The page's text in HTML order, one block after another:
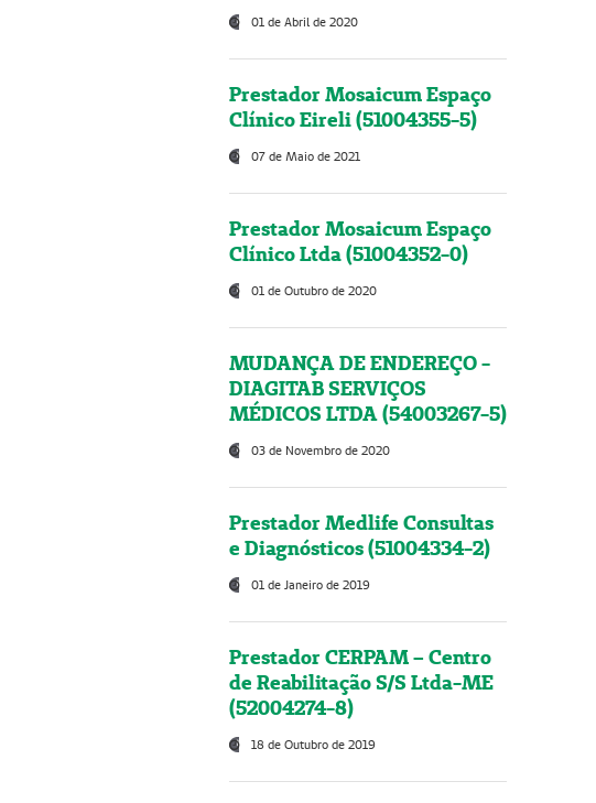
01 de Abril de 2020
Prestador Mosaicum Espaço
Clínico Eireli (51004355-5)
07 de Maio de 2021
Prestador Mosaicum Espaço
Clínico Ltda (51004352-0)
01 de Outubro de 2020
MUDANÇA DE ENDEREÇO -
DIAGITAB SERVIÇOS
MÉDICOS LTDA (54003267-5)
03 de Novembro de 2020
Prestador Medlife Consultas
e Diagnósticos (51004334-2)
01 de Janeiro de 2019
Prestador CERPAM – Centro
de Reabilitação S/S Ltda-ME
(52004274-8)
18 de Outubro de 2019